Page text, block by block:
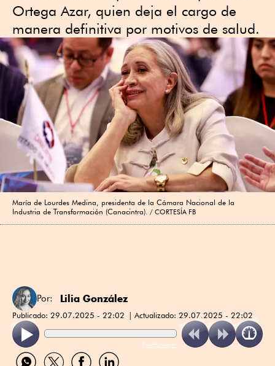
Ortega Azar, quien deja el cargo de
manera definitiva por motivos de salud.
María de Lourdes Medina, presidenta de la Cámara Nacional de la
Industria de Transformación (Canacintra).
CORTESÍA FB
Por: Lilia González
Publicado: 29.07.2025 - 22:02 Actualizado: 29.07.2025 - 22:02
ReadSpeaker
CompartirCompartirCompartirCompartir